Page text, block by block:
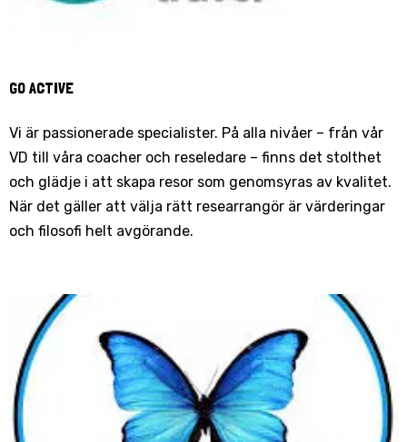
GO ACTIVE
Vi är passionerade specialister. På alla nivåer – från vår
VD till våra coacher och reseledare – finns det stolthet
och glädje i att skapa resor som genomsyras av kvalitet.
När det gäller att välja rätt researrangör är värderingar
och filosofi helt avgörande.